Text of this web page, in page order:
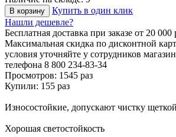
В корзину
Купить в один клик
Нашли дешевле?
Бесплатная доставка при заказе от 20 000
Максимальная скидка по дисконтной
условия уточняйте у сотрудников
телефона 8 800 234-83-34
Просмотров: 1545 раз
Купили: 155 раз
Износостойкие, допускают чистку щеткой
Хорошая светостойкость